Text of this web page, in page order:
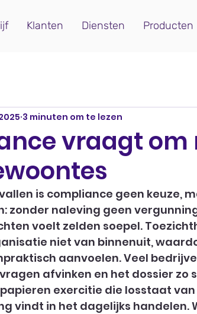
Klanten Diensten Producten
vraagt om
3 minuten om te lezen
is compliance geen keuze,
zonder naleving geen
voelt zelden soepel.
niet van binnenuit,
aanvoelen. Veel
afvinken en het dossier zo
papieren exercitie die losstaat
vindt in het dagelijks handelen.